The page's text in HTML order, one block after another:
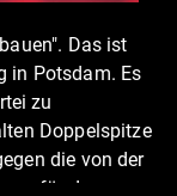
Das ist
in Potsdam. Es
zu
Doppelspitze
die von der
für den man